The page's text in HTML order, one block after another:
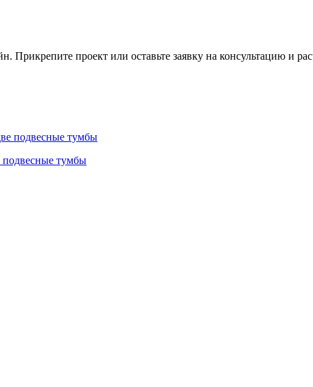
проект или оставьте заявку на консультацию и
подвесные тумбы